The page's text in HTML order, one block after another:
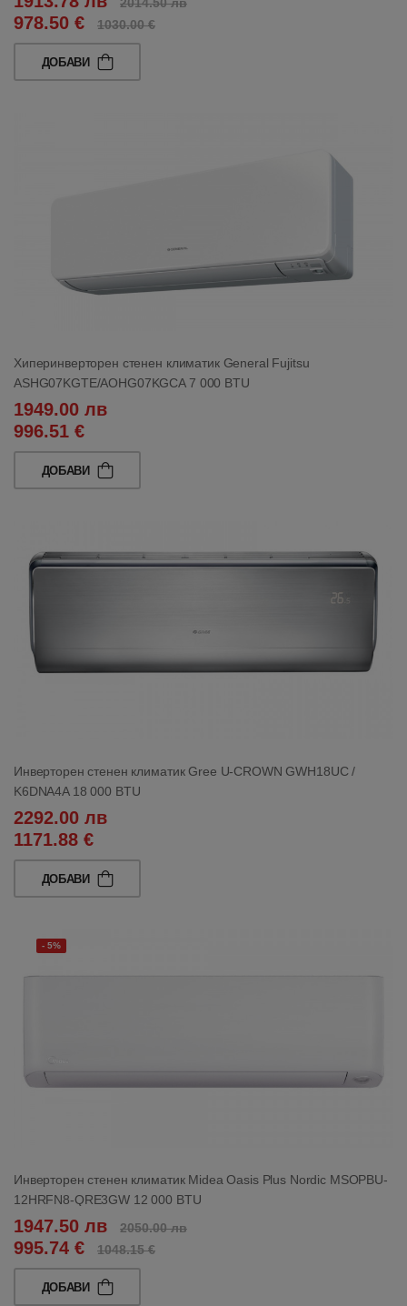
2014.50 лв
978.50 € 1030.00 €
ДОБАВИ
Хиперинверторен стенен климатик General Fujitsu
ASHG07KGTE/AOHG07KGCA 7 000 BTU
1949.00 лв
996.51 €
ДОБАВИ
Инверторен стенен климатик Gree U-CROWN GWH18UC /
K6DNA4A 18 000 BTU
2292.00 лв
1171.88 €
ДОБАВИ
- 5%
Инверторен стенен климатик Midea Oasis Plus Nordic MSOPBU-
12HRFN8-QRE3GW 12 000 BTU
1947.50 лв 2050.00 лв
995.74 € 1048.15 €
ДОБАВИ